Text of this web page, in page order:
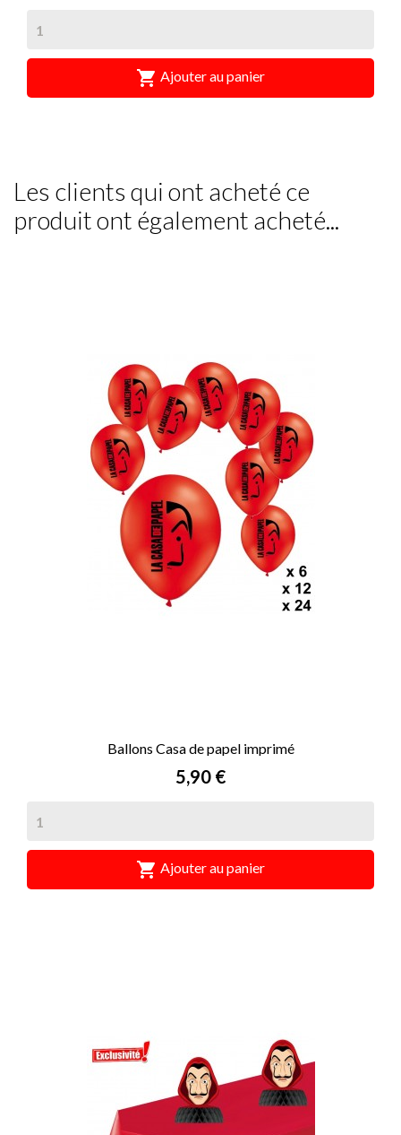
 Ajouter au panier
Les clients qui ont acheté ce
produit ont également acheté...
Ballons Casa de papel imprimé
Prix
5,90 €
 Ajouter au panier